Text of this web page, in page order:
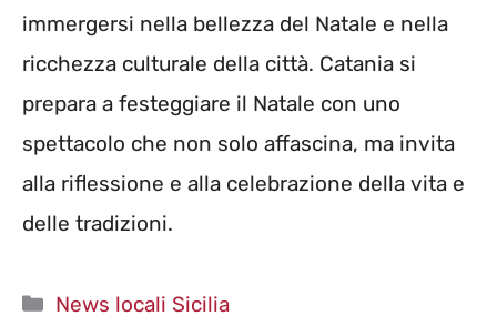
immergersi nella bellezza del Natale e nella
ricchezza culturale della città. Catania si
prepara a festeggiare il Natale con uno
spettacolo che non solo affascina, ma invita
alla riflessione e alla celebrazione della vita e
delle tradizioni.
Categorie
News locali Sicilia